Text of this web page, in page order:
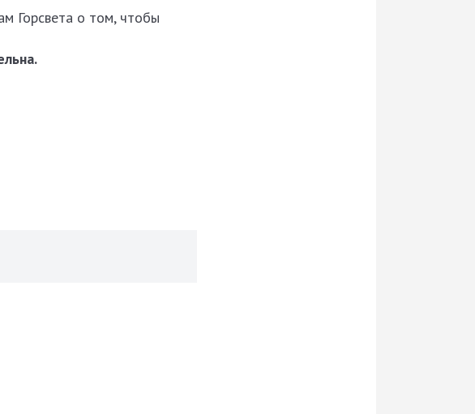
Горсвета о том, чтобы